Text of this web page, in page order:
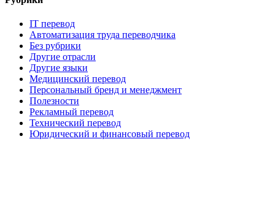
IT перевод
Автоматизация труда переводчика
Без рубрики
Другие отрасли
Другие языки
Медицинский перевод
Персональный бренд и менеджмент
Полезности
Рекламный перевод
Технический перевод
Юридический и финансовый перевод